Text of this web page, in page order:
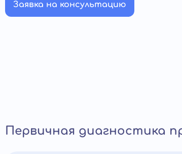
Заявка на консультацию
Первичная диагностика